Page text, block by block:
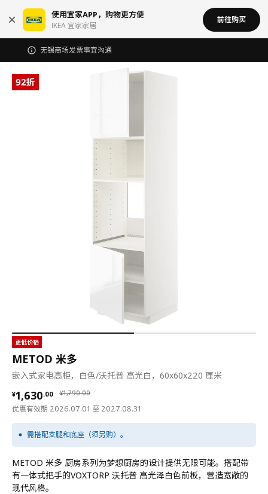
使用宜家APP，购物更方便
IKEA 宜家家居
前往购买
无锡商场发票事宜沟通
更低价格
METOD 米多
嵌入式家电高柜，白色/沃托普 高光白，60x60x220 厘米
¥1,790.00
¥ 1790.00
¥1,630.00
¥ 1630.00
优惠有效期 2026.07.01 至 2027.08.31
需搭配支腿和底座（须另购）。
METOD 米多 厨房系列为梦想厨房的设计提供无限可能。搭配带
有一体式把手的VOXTORP 沃托普 高光泽白色前板，营造宽敞的
现代风格。